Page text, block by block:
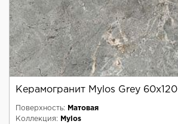
Керамогранит Mylos Grey 60x120
Поверхность:
Матовая
Коллекция:
Mylos